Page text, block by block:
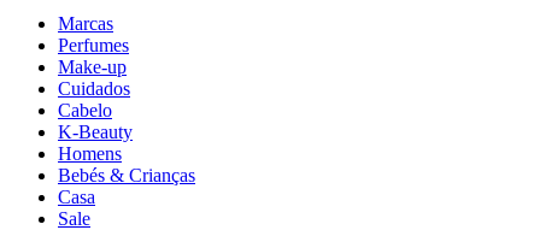
Marcas
Perfumes
Make-up
Cuidados
Cabelo
K-Beauty
Homens
Bebés & Crianças
Casa
Sale